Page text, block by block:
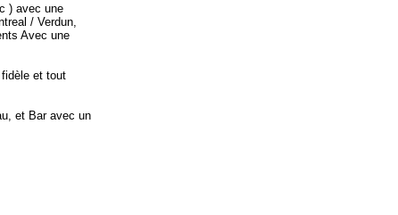
) avec une
/ Verdun,
Avec une
et tout
et Bar avec un